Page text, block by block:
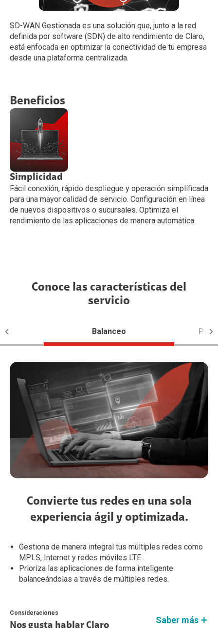
SD-WAN Gestionada es una solución que, junto a la red
definida por software (SDN) de alto rendimiento de Claro,
está enfocada en optimizar la conectividad de tu empresa
desde una plataforma centralizada.
Beneficios
Simplicidad
Fácil conexión, rápido despliegue y operación simplificada
para una mayor calidad de servicio. Configuración en línea
de nuevos dispositivos o sucursales. Optimiza el
rendimiento de las aplicaciones de manera automática.
Conoce las características del
servicio
Balanceo
Convierte tus redes en una sola
experiencia ágil y optimizada.
Gestiona de manera integral tus múltiples redes como
MPLS, Internet y redes móviles LTE.
Prioriza las aplicaciones de forma inteligente
balanceándolas a través de múltiples redes.
Consideraciones
Nos gusta hablar Claro
Saber más